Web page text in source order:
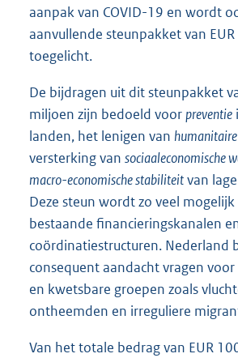
aanpak van COVID-19 en wordt
aanvullende steunpakket van
toegelicht.
De bijdragen uit dit steunpakket
miljoen zijn bedoeld voor preventie
landen, het lenigen van
versterking van sociaaleconomische
macro-economische stabiliteitvan
Deze steun wordt zo veel
bestaande financieringskanalen
coördinatiestructuren. Nederland
consequent aandacht vragen
en kwetsbare groepen zoals
ontheemden en irreguliere
Van het totale bedrag van EUR